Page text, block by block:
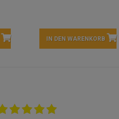
IN DEN WARENKORB